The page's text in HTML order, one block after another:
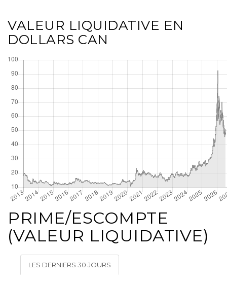
VALEUR LIQUIDATIVE EN
DOLLARS CAN
PRIME/ESCOMPTE
(VALEUR LIQUIDATIVE)
LES DERNIERS 30 JOURS